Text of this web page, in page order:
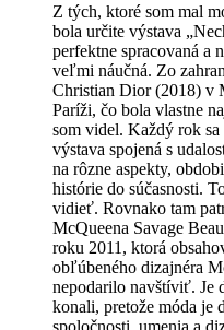
Z tých, ktoré som mal
bola určite výstava
perfektne spracovaná a
veľmi náučná. Zo
Christian Dior (2018) v
Paríži, čo bola vlastne
som videl. Každý rok
výstava spojená s
na rôzne aspekty,
histórie do súčasnosti.
vidieť. Rovnako tam
McQueena Savage
roku 2011, ktorá
obľúbeného dizajnéra
nepodarilo navštíviť. Je
konali, pretože móda je
spoločnosti, umenia a